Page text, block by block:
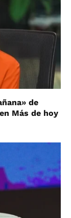
de
Más de hoy